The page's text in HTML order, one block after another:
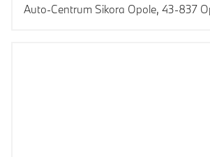
Auto-Centrum Sikora Opole, 43-837